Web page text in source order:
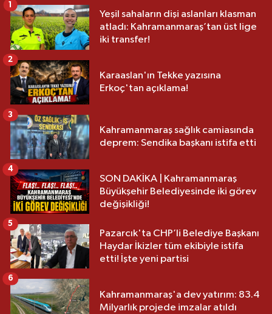
Yeşil sahaların dişi aslanları klasman
atladı: Kahramanmaraş’tan üst lige
iki transfer!
1
Karaaslan'ın Tekke yazısına
Erkoç'tan açıklama!
2
Kahramanmaraş sağlık camiasında
deprem: Sendika başkanı istifa etti
3
SON DAKİKA | Kahramanmaraş
Büyükşehir Belediyesinde iki görev
değişikliği!
4
Pazarcık'ta CHP’li Belediye Başkanı
Haydar İkizler tüm ekibiyle istifa
etti! İşte yeni partisi
5
Kahramanmaraş'a dev yatırım: 83.4
Milyarlık projede imzalar atıldı
6